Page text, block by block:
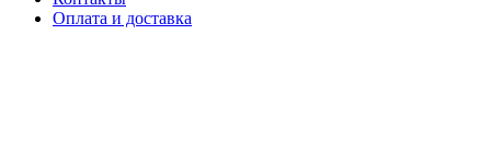
Оплата и доставка